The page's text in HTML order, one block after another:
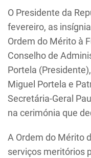
O Presidente da
fevereiro, as
Ordem do Mérito à
Conselho de
Portela
Miguel Portela e
Secretária-Geral
na cerimónia que
A Ordem do Mérito
serviços meritórios